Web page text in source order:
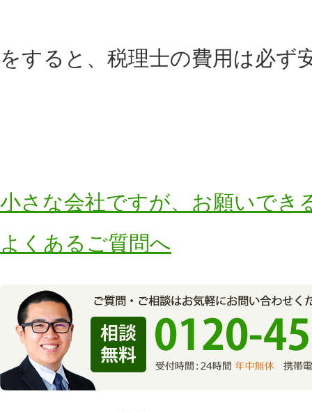
をすると、税理士の費用は必ず
小さな会社ですが、お願いでき
よくあるご質問へ